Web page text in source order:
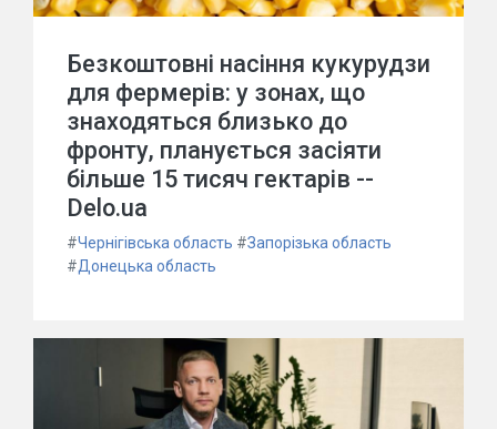
Безкоштовні насіння кукурудзи
для фермерів: у зонах, що
знаходяться близько до
фронту, планується засіяти
більше 15 тисяч гектарів --
Delo.ua
#Чернігівська область #Запорізька область
#Донецька область